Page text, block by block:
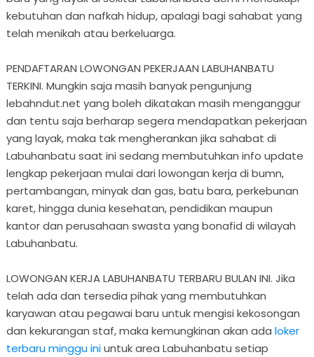
kebutuhan dan nafkah hidup, apalagi bagi sahabat yang
telah menikah atau berkeluarga.
PENDAFTARAN LOWONGAN PEKERJAAN LABUHANBATU
TERKINI. Mungkin saja masih banyak pengunjung
lebahndut.net yang boleh dikatakan masih menganggur
dan tentu saja berharap segera mendapatkan pekerjaan
yang layak, maka tak mengherankan jika sahabat di
Labuhanbatu saat ini sedang membutuhkan info update
lengkap pekerjaan mulai dari lowongan kerja di bumn,
pertambangan, minyak dan gas, batu bara, perkebunan
karet, hingga dunia kesehatan, pendidikan maupun
kantor dan perusahaan swasta yang bonafid di wilayah
Labuhanbatu.
LOWONGAN KERJA LABUHANBATU TERBARU BULAN INI. Jika
telah ada dan tersedia pihak yang membutuhkan
karyawan atau pegawai baru untuk mengisi kekosongan
dan kekurangan staf, maka kemungkinan akan ada loker
terbaru minggu iniuntuk area Labuhanbatu setiap